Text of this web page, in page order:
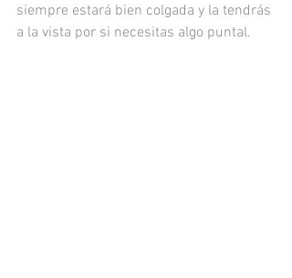
siempre estará bien colgada y la tendrás
a la vista por si necesitas algo puntal.